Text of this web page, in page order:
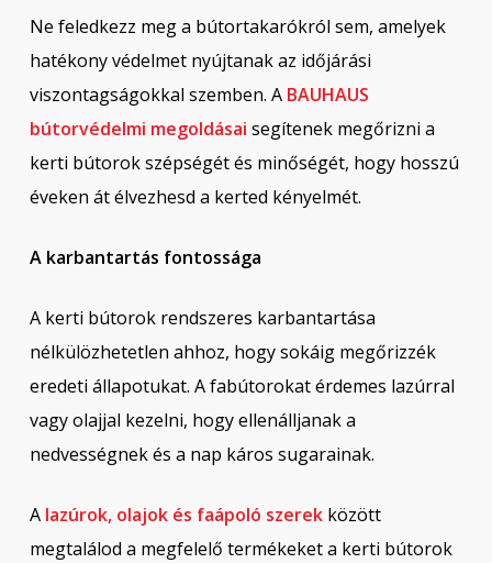
Ne feledkezz meg a bútortakarókról sem, amelyek
hatékony védelmet nyújtanak az időjárási
viszontagságokkal szemben. A BAUHAUS
bútorvédelmi megoldásai segítenek megőrizni a
kerti bútorok szépségét és minőségét, hogy hosszú
éveken át élvezhesd a kerted kényelmét.
A karbantartás fontossága
A kerti bútorok rendszeres karbantartása
nélkülözhetetlen ahhoz, hogy sokáig megőrizzék
eredeti állapotukat. A fabútorokat érdemes lazúrral
vagy olajjal kezelni, hogy ellenálljanak a
nedvességnek és a nap káros sugarainak.
A lazúrok, olajok és faápoló szerekközött
megtalálod a megfelelő termékeket a kerti bútorok